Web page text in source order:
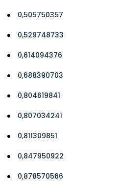
0,505750357
0,529748733
0,614094376
0,688390703
0,804619841
0,807034241
0,811309851
0,847950922
0,878570566